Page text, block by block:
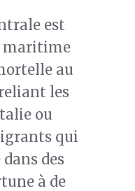
est
maritime
au
les
ou
qui
des
à de